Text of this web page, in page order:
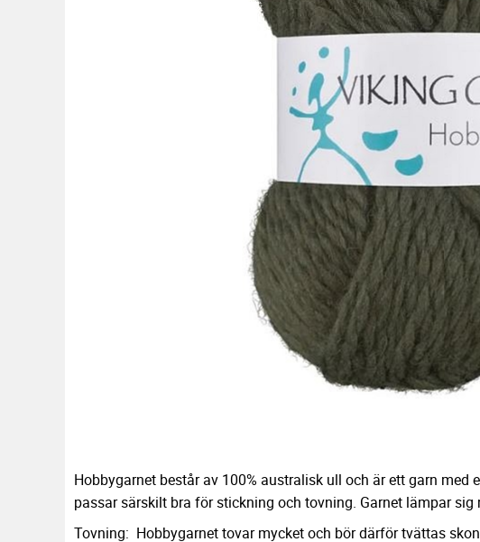
Hobbygarnet består av 100% australisk ull och är ett garn med
passar särskilt bra för stickning och tovning. Garnet lämpar
Tovning: Hobbygarnet tovar mycket och bör därför tvättas